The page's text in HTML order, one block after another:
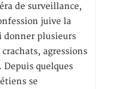
de surveillance,
juive la
donner plusieurs
agressions
quelques
se